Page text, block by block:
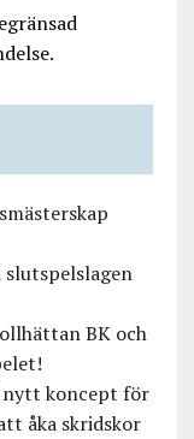
slutspelslagen
BK och
nytt koncept för
åka skridskor